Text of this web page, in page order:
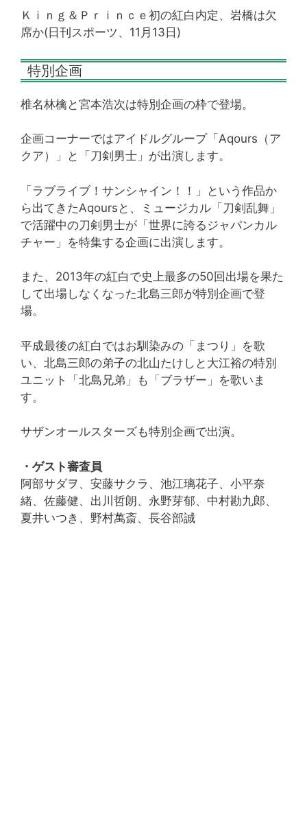
Ｋｉｎｇ＆Ｐｒｉｎｃｅ初の紅白内定、岩橋は欠
席か(日刊スポーツ、11月13日)
特別企画
椎名林檎と宮本浩次は特別企画の枠で登場。
企画コーナーではアイドルグループ「Aqours（ア
クア）」と「刀剣男士」が出演します。
「ラブライブ！サンシャイン！！」という作品か
ら出てきたAqoursと、ミュージカル「刀剣乱舞」
で活躍中の刀剣男士が「世界に誇るジャパンカル
チャー」を特集する企画に出演します。
また、2013年の紅白で史上最多の50回出場を果た
して出場しなくなった北島三郎が特別企画で登
場。
平成最後の紅白ではお馴染みの「まつり」を歌
い、北島三郎の弟子の北山たけしと大江裕の特別
ユニット「北島兄弟」も「ブラザー」を歌いま
す。
サザンオールスターズも特別企画で出演。
・ゲスト審査員
阿部サダヲ、安藤サクラ、池江璃花子、小平奈
緒、佐藤健、出川哲朗、永野芽郁、中村勘九郎、
夏井いつき、野村萬斎、長谷部誠